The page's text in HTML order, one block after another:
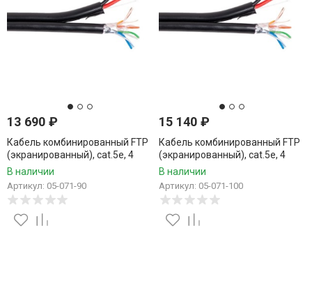
13 690 ₽
Кабель комбинированный FTP
(экранированный), cat.5e, 4
пары, CCA проводник +
питание 2x0.75, уличный, 90
метров
В наличии
Артикул: 05-071-90
15 140₽
Кабель комбинированный FTP
(экранированный), cat.5e, 4
пары, CCA проводник +
питание 2x0.75, уличный, 100
метров
В наличии
Артикул: 05-071-100